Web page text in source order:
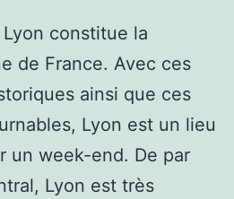
constitue la
de France. Avec ces
ainsi que ces
Lyon est un lieu
un week-end. De par
Lyon est très